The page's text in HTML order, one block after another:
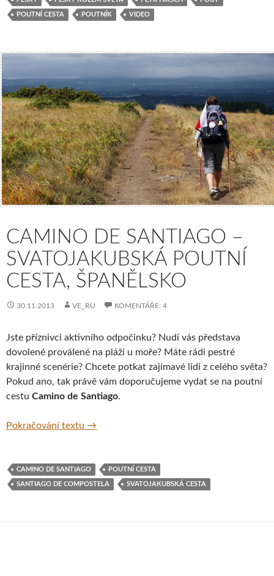
POUTNÍ CESTA POUTNÍK VIDEO
CAMINO DE SANTIAGO –
SVATOJAKUBSKÁ POUTNÍ
CESTA, ŠPANĚLSKO
30.11.2013 VE_RU KOMENTÁŘE: 4
Jste příznivci aktivního odpočinku? Nudí vás představa
dovolené proválené na pláži u moře? Máte rádi pestré
krajinné scenérie? Chcete potkat zajímavé lidi z celého světa?
Pokud ano, tak právě vám doporučujeme vydat se na poutní
cestu Camino de Santiago.
Pokračování textu Camino de Santiago – Svatojakubská
→
CAMINO DE SANTIAGO POUTNÍ CESTA
SANTIAGO DE COMPOSTELA SVATOJAKUBSKÁ CESTA